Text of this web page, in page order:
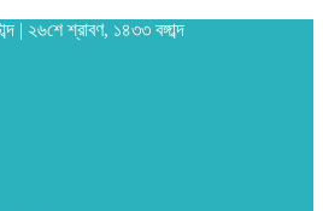
| ২৬শে শ্রাবণ, ১৪৩৩ বঙ্গাব্দ